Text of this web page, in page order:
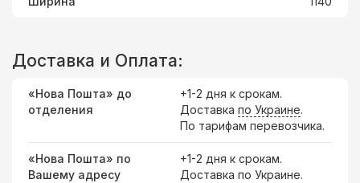
Доставка и Оплата:
«Нова Пошта» до
отделения
+1-2 дня к срокам.
Доставка по Украине.
По тарифам перевозчика.
«Нова Пошта» по
Вашему адресу
+1-2 дня к срокам.
Доставка по Украине.